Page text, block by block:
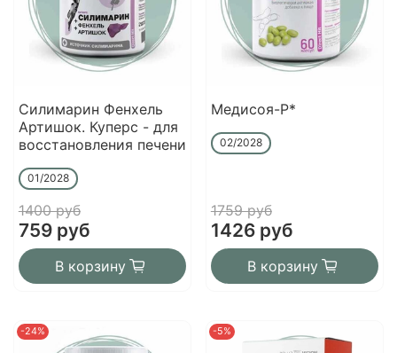
Силимарин Фенхель
Артишок. Куперс - для
восстановления печени
01/2028
1400 руб
759 руб
В корзину
Медисоя-Р*
02/2028
1759 руб
1426 руб
В корзину
-24% -5%